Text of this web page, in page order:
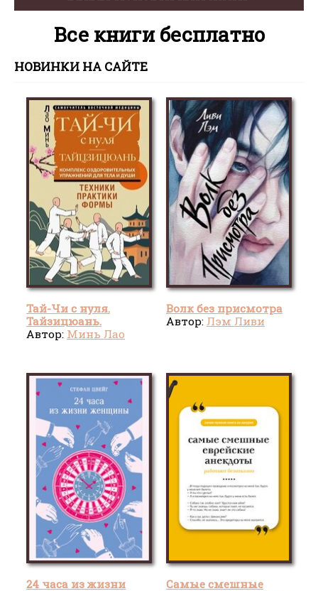
Все книги бесплатно
НОВИНКИ НА САЙТЕ
Тай-Чи с нуля.
Тайзицюань.
Комплекс
тела и души
Автор: Минь Лао
Волк без присмотра
Автор: Лэм Ливи
24 часа из жизни
Самые смешные